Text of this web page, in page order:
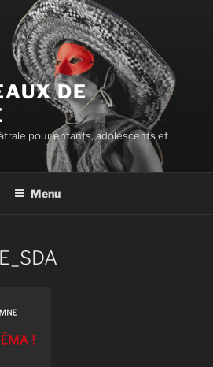
DE
pour enfants, adolescents et
Menu